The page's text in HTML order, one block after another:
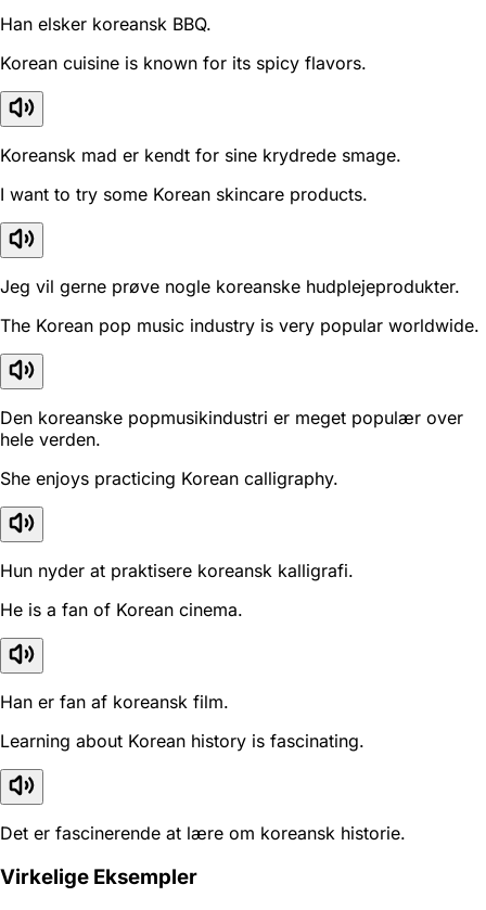
Han elsker koreansk BBQ.
Korean cuisine is known for its spicy flavors.
Koreansk mad er kendt for sine krydrede smage.
I want to try some Korean skincare products.
Jeg vil gerne prøve nogle koreanske hudplejeprodukter.
The Korean pop music industry is very popular worldwide.
Den koreanske popmusikindustri er meget populær over
hele verden.
She enjoys practicing Korean calligraphy.
Hun nyder at praktisere koreansk kalligrafi.
He is a fan of Korean cinema.
Han er fan af koreansk film.
Learning about Korean history is fascinating.
Det er fascinerende at lære om koreansk historie.
Virkelige Eksempler